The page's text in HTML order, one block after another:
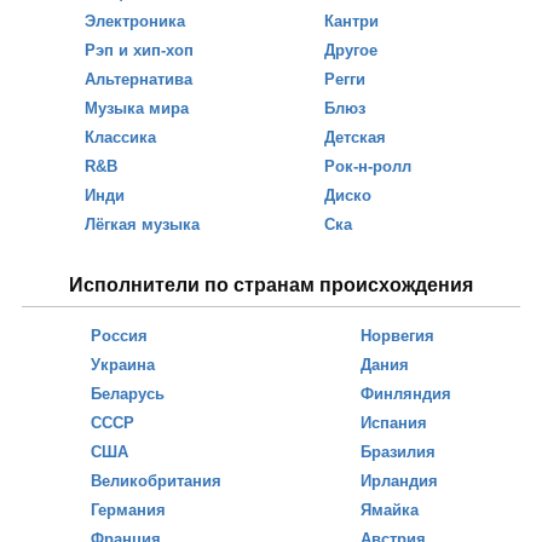
Электроника
Рэп и хип-хоп
Альтернатива
Музыка мира
Классика
R&B
Инди
Лёгкая музыка
Кантри
Другое
Регги
Блюз
Детская
Рок-н-ролл
Диско
Ска
Исполнители по странам происхождения
Россия
Украина
Беларусь
СССР
США
Великобритания
Германия
Норвегия
Дания
Финляндия
Испания
Бразилия
Ирландия
Ямайка